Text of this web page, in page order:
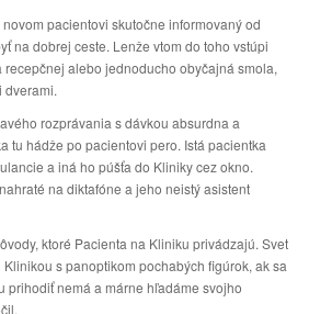
pacientovi skutočne informovaný od
na dobrej ceste. Lenže vtom do toho vstúpi
recepčnej alebo jednoducho obyčajná smola,
dverami.
rozprávania s dávkou absurdna a
tu hádže po pacientovi pero. Istá pacientka
a iná ho púšťa do Kliniky cez okno.
na diktafóne a jeho neistý asistent
ktoré Pacienta na Kliniku privádzajú. Svet
s panoptikom pochabých figúrok, ak sa
prihodiť nemá a márne hľadáme svojho